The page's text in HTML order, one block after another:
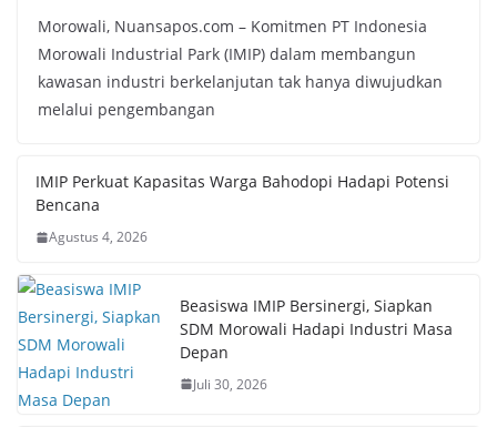
Morowali, Nuansapos.com – Komitmen PT Indonesia
Morowali Industrial Park (IMIP) dalam membangun
kawasan industri berkelanjutan tak hanya diwujudkan
melalui pengembangan
IMIP Perkuat Kapasitas Warga Bahodopi Hadapi Potensi
Bencana
Agustus 4, 2026
Beasiswa IMIP Bersinergi, Siapkan
SDM Morowali Hadapi Industri Masa
Depan
Juli 30, 2026